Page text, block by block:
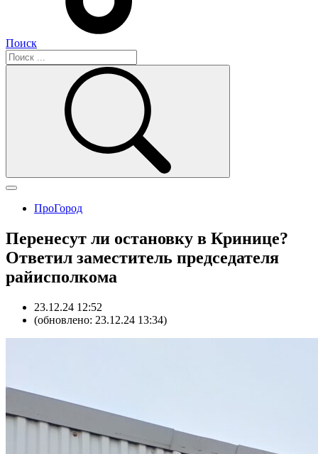
Поиск
ПроГород
Перенесут ли остановку в Кринице?
Ответил заместитель председателя
райисполкома
23.12.24 12:52
(обновлено: 23.12.24 13:34)